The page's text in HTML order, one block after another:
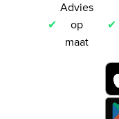
Advies
op
maat